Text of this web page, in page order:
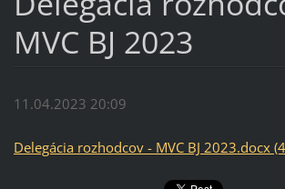
MVC BJ 2023
11.04.2023 20:09
Delegácia rozhodcov - MVC BJ 2023.docx